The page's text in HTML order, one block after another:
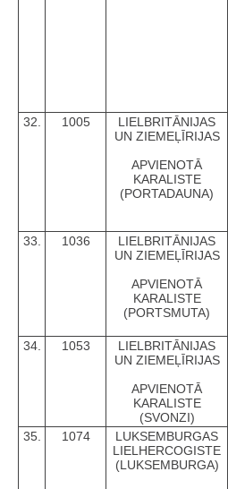
32.
1005
LIELBRITĀNIJAS
UN ZIEMEĻĪRIJAS
APVIENOTĀ
KARALISTE
(PORTADAUNA)
33.
1036
LIELBRITĀNIJAS
UN ZIEMEĻĪRIJAS
APVIENOTĀ
KARALISTE
(PORTSMUTA)
34.
1053
LIELBRITĀNIJAS
UN ZIEMEĻĪRIJAS
APVIENOTĀ
KARALISTE
(SVONZI)
35. 1074
LUKSEMBURGAS
LIELHERCOGISTE
(LUKSEMBURGA)